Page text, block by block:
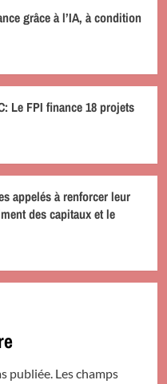
grâce à l’IA, à condition
Le FPI finance 18 projets
appelés à renforcer leur
des capitaux et le
publiée. Les champs